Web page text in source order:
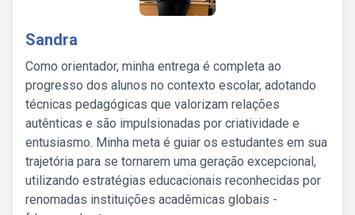
Sandra
Como orientador, minha entrega é completa ao
progresso dos alunos no contexto escolar, adotando
técnicas pedagógicas que valorizam relações
autênticas e são impulsionadas por criatividade e
entusiasmo. Minha meta é guiar os estudantes em sua
trajetória para se tornarem uma geração excepcional,
utilizando estratégias educacionais reconhecidas por
renomadas instituições acadêmicas globais -